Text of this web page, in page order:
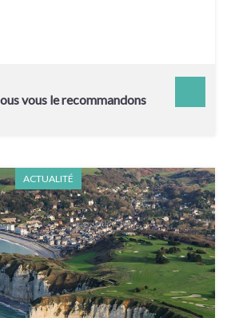
de mer, honneur est donné aux
de la région.
vous le recommandons
ACTUALITÉ